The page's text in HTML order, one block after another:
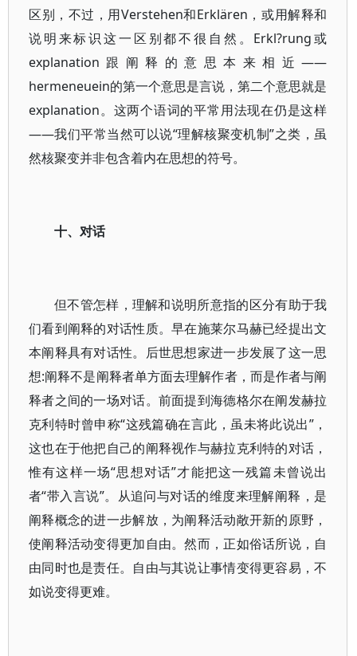
区别，不过，用Verstehen和Erklären，或用解释和
说明来标识这一区别都不很自然。Erkl?rung或
explanation跟阐释的意思本来相近——
hermeneuein的第一个意思是言说，第二个意思就是
explanation。这两个语词的平常用法现在仍是这样
——我们平常当然可以说“理解核聚变机制”之类，虽
然核聚变并非包含着内在思想的符号。
十、对话
但不管怎样，理解和说明所意指的区分有助于我
们看到阐释的对话性质。早在施莱尔马赫已经提出文
本阐释具有对话性。后世思想家进一步发展了这一思
想:阐释不是阐释者单方面去理解作者，而是作者与阐
释者之间的一场对话。前面提到海德格尔在阐发赫拉
克利特时曾申称“这残篇确在言此，虽未将此说出”，
这也在于他把自己的阐释视作与赫拉克利特的对话，
惟有这样一场“思想对话”才能把这一残篇未曾说出
者“带入言说”。从追问与对话的维度来理解阐释，是
阐释概念的进一步解放，为阐释活动敞开新的原野，
使阐释活动变得更加自由。然而，正如俗话所说，自
由同时也是责任。自由与其说让事情变得更容易，不
如说变得更难。